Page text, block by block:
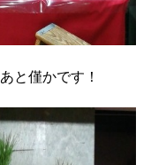
あと僅かです！